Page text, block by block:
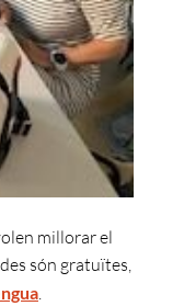
millorar el
són gratuïtes,
.